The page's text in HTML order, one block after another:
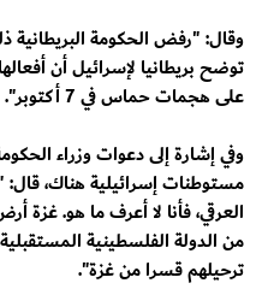
وقال: "رفض الحكومة
توضح بريطانيا لإسرائيل أن
على هجمات حماس في 7 أكتوبر".
وفي إشارة إلى دعوات وزراء
مستوطنات إسرائيلية هناك، قال:
العرقي، فأنا لا أعرف ما هو.
من الدولة الفلسطينية
ترحيلهم قسرا من غزة".